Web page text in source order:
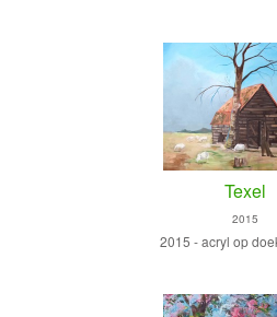
Texel
2015
2015 - acryl op